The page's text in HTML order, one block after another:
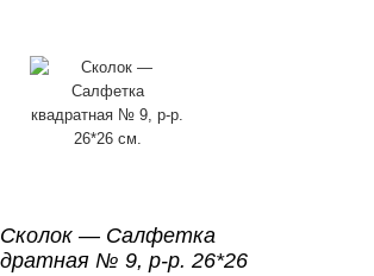
Сколок — Салфетка
№ 9, р-р. 26*26